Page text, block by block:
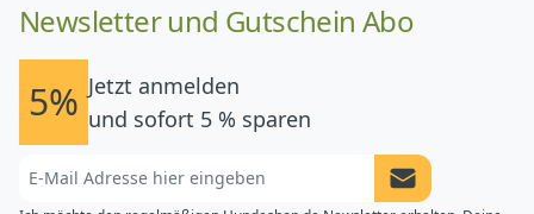
Newsletter und Gutschein Abo
5% Jetzt anmelden
und sofort 5 % sparen
Newsletter